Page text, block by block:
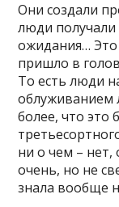
Они создали
люди получали
ожидания…
пришло в
То есть люди
облуживанием
более, что это
ни о чем – нет,
очень, но не
знала вообще